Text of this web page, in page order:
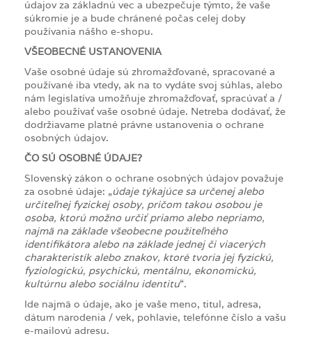
údajov za základnú vec a ubezpečuje týmto, že vaše
súkromie je a bude chránené počas celej doby
používania nášho e-shopu.
VŠEOBECNÉ USTANOVENIA
Vaše osobné údaje sú zhromažďované, spracované a
používané iba vtedy, ak na to vydáte svoj súhlas, alebo
nám legislatíva umožňuje zhromažďovať, spracúvať a /
alebo používať vaše osobné údaje. Netreba dodávať, že
dodržiavame platné právne ustanovenia o ochrane
osobných údajov.
ČO SÚ OSOBNÉ ÚDAJE?
Slovenský zákon o ochrane osobných údajov považuje
za osobné údaje: „údaje týkajúce sa určenej alebo
určiteľnej fyzickej osoby, pričom takou osobou je
osoba, ktorú možno určiť priamo alebo nepriamo,
najmä na základe všeobecne použiteľného
identifikátora alebo na základe jednej či viacerých
charakteristík alebo znakov, ktoré tvoria jej fyzickú,
fyziologickú, psychickú, mentálnu, ekonomickú,
kultúrnu alebo sociálnu identitu“.
Ide najmä o údaje, ako je vaše meno, titul, adresa,
dátum narodenia / vek, pohlavie, telefónne číslo a vašu
e-mailovú adresu.